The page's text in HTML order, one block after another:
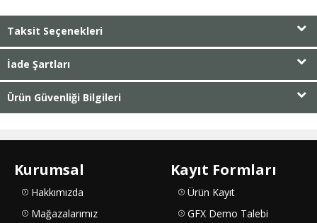
Taksit Seçenekleri
İade Şartları
Ürün Güvenliği Bilgileri
Kurumsal
Hakkımızda
Mağazalarımız
Kayıt Formları
Ürün Kayıt
GFX Demo Talebi